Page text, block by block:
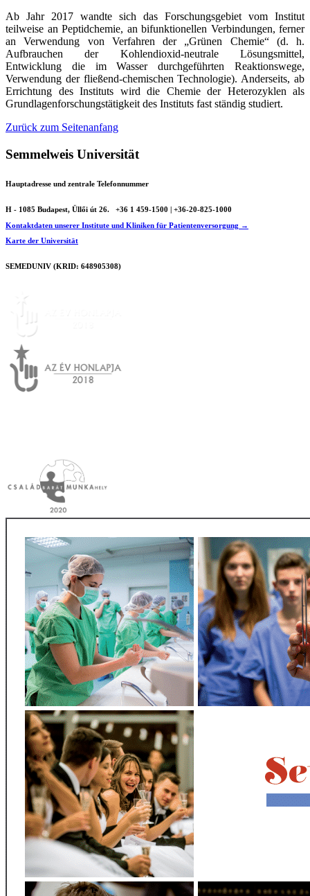
Ab Jahr 2017 wandte sich das Forschungsgebiet vom Institut
teilweise an Peptidchemie, an bifunktionellen Verbindungen, ferner
an Verwendung von Verfahren der „Grünen Chemie“ (d. h.
Aufbrauchen der Kohlendioxid-neutrale Lösungsmittel,
Entwicklung die im Wasser durchgeführten Reaktionswege,
Verwendung der fließend-chemischen Technologie). Anderseits, ab
Errichtung des Instituts wird die Chemie der Heterozyklen als
Grundlagenforschungstätigkeit des Instituts fast ständig studiert.
Zurück zum Seitenanfang
Semmelweis Universität
Hauptadresse und zentrale Telefonnummer
H - 1085 Budapest, Üllői út 26.
+36 1 459-1500 | +36-20-825-1000
Kontaktdaten unserer Institute und Kliniken für Patientenversorgung →
Karte der Universität
SEMEDUNIV (KRID: 648905308)